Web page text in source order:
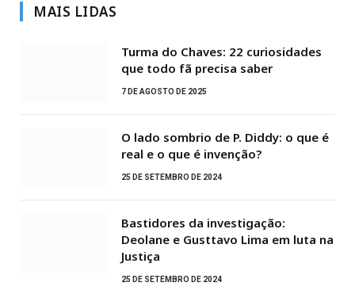
MAIS LIDAS
Turma do Chaves: 22 curiosidades
que todo fã precisa saber
7 DE AGOSTO DE 2025
O lado sombrio de P. Diddy: o que é
real e o que é invenção?
25 DE SETEMBRO DE 2024
Bastidores da investigação:
Deolane e Gusttavo Lima em luta na
Justiça
25 DE SETEMBRO DE 2024